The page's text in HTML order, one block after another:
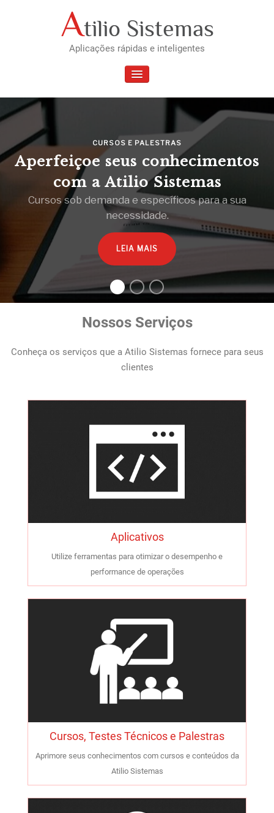
Atilio Sistemas
Aplicações rápidas e inteligentes
TOGGLE NAVIGATION
CURSOS E PALESTRAS
Aperfeiçoe seus conhecimentos
com a Atilio Sistemas
Cursos sob demanda e específicos para a sua
necessidade.
LEIA MAIS
Nossos Serviços
Conheça os serviços que a Atilio Sistemas fornece para seus
clientes
Aplicativos
Utilize ferramentas para otimizar o desempenho e
performance de operações
Cursos, Testes Técnicos e Palestras
Aprimore seus conhecimentos com cursos e conteúdos da
Atilio Sistemas